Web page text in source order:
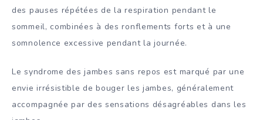
des pauses répétées de la respiration pendant le
sommeil, combinées à des ronflements forts et à une
somnolence excessive pendant la journée.
Le syndrome des jambes sans repos est marqué par une
envie irrésistible de bouger les jambes, généralement
accompagnée par des sensations désagréables dans les